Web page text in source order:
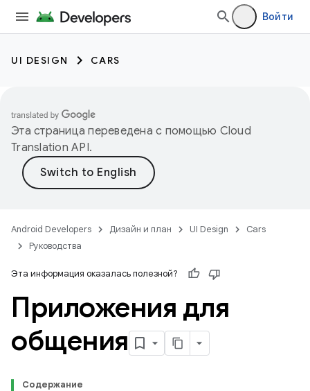
Войти
UI DESIGN CARS
Эта страница переведена с помощью Cloud
Translation API.
Android Developers Дизайн и план UI Design
Cars
Руководства
Эта информация оказалась полезной?
Приложения для
общения
Содержание